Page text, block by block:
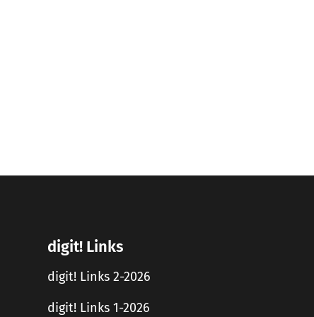
digit! Links
digit! Links 2-2026
digit! Links 1-2026